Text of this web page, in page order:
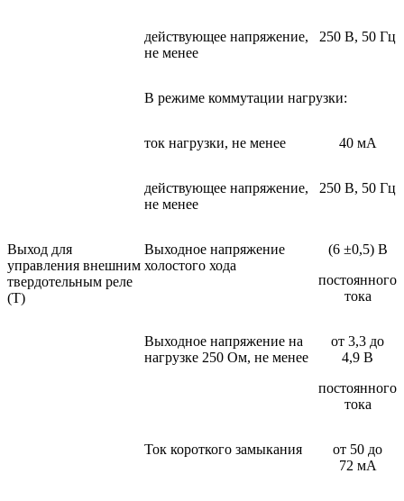
действующее напряжение,
не менее
250 В, 50 Гц
В режиме коммутации нагрузки:
ток нагрузки, не менее 40 мА
действующее напряжение,
не менее
250 В, 50 Гц
Выход для
управления внешним
твердотельным реле
(Т)
Выходное напряжение
холостого хода
(6 ±0,5) В
постоянного
тока
Выходное напряжение на
нагрузке 250 Ом, не менее
от 3,3 до
4,9 В
постоянного
тока
Ток короткого замыкания
от 50 до
72 мА